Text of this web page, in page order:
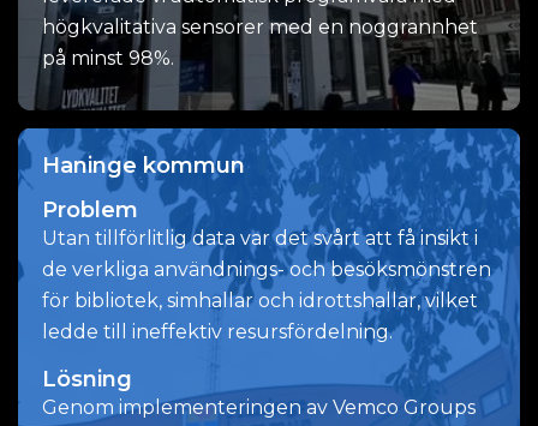
högkvalitativa sensorer med en noggrannhet
på minst 98%.
Haninge kommun
Problem
Utan tillförlitlig data var det svårt att få insikt i
de verkliga användnings- och besöksmönstren
för bibliotek, simhallar och idrottshallar, vilket
ledde till ineffektiv resursfördelning.
Lösning
Genom implementeringen av Vemco Groups